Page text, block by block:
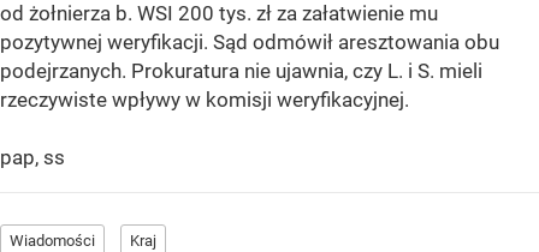
od żołnierza b. WSI 200 tys. zł za załatwienie mu
pozytywnej weryfikacji. Sąd odmówił aresztowania obu
podejrzanych. Prokuratura nie ujawnia, czy L. i S. mieli
rzeczywiste wpływy w komisji weryfikacyjnej.
pap, ss
Wiadomości Kraj